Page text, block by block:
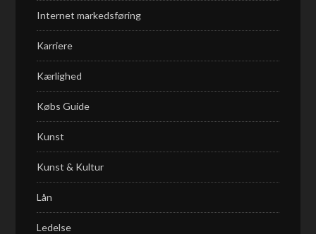
Internet markedsføring
Karriere
Kærlighed
Købs Guide
Kunst
Kunst & Kultur
Lån
Ledelse